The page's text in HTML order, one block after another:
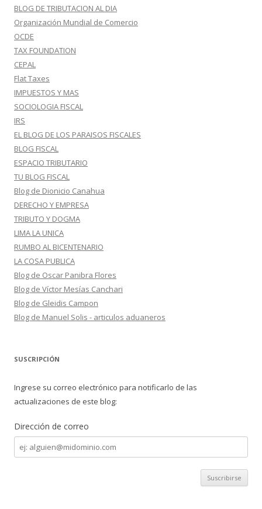
BLOG DE TRIBUTACION AL DIA
Organización Mundial de Comercio
OCDE
TAX FOUNDATION
CEPAL
Flat Taxes
IMPUESTOS Y MAS
SOCIOLOGIA FISCAL
IRS
EL BLOG DE LOS PARAISOS FISCALES
BLOG FISCAL
ESPACIO TRIBUTARIO
TU BLOG FISCAL
Blog de Dionicio Canahua
DERECHO Y EMPRESA
TRIBUTO Y DOGMA
LIMA LA UNICA
RUMBO AL BICENTENARIO
LA COSA PUBLICA
Blog de Oscar Panibra Flores
Blog de Víctor Mesías Canchari
Blog de Gleidis Campon
Blog de Manuel Solis - articulos aduaneros
SUSCRIPCIÓN
Ingrese su correo electrónico para notificarlo de las
actualizaciones de este blog:
Dirección de correo
Dirección
de
correo